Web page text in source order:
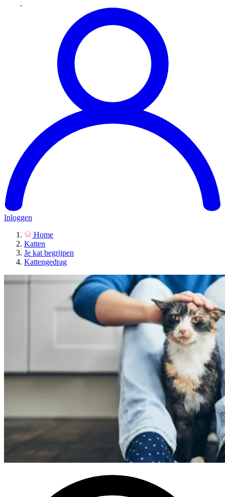
Inloggen
Home
Katten
Je kat begrijpen
Kattengedrag